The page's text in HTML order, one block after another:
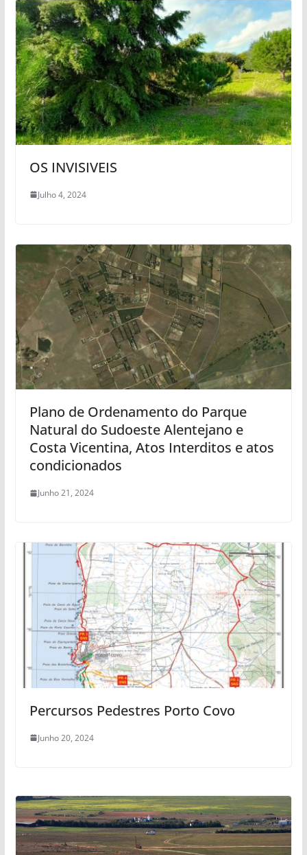
OS INVISIVEIS
Julho 4, 2024
Plano de Ordenamento do Parque
Natural do Sudoeste Alentejano e
Costa Vicentina, Atos Interditos e atos
condicionados
Junho 21, 2024
Percursos Pedestres Porto Covo
Junho 20, 2024